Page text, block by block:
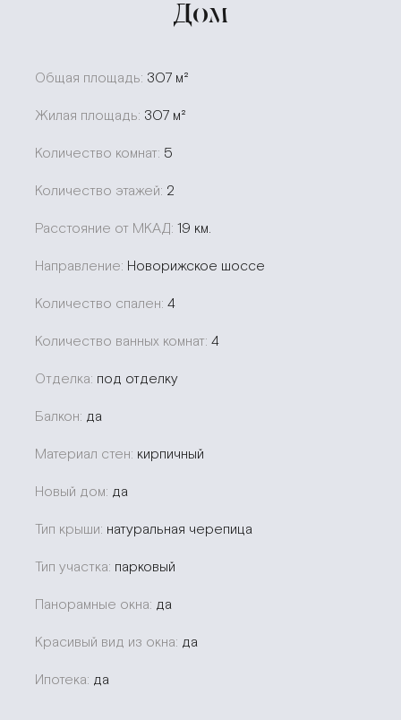
Дом
Общая площадь: 307 м²
Жилая площадь: 307 м²
Количество комнат: 5
Количество этажей: 2
Расстояние от МКАД: 19 км.
Направление: Новорижское шоссе
Количество спален: 4
Количество ванных комнат: 4
Отделка: под отделку
Балкон: да
Материал стен: кирпичный
Новый дом: да
Тип крыши: натуральная черепица
Тип участка: парковый
Панорамные окна: да
Красивый вид из окна: да
Ипотека: да